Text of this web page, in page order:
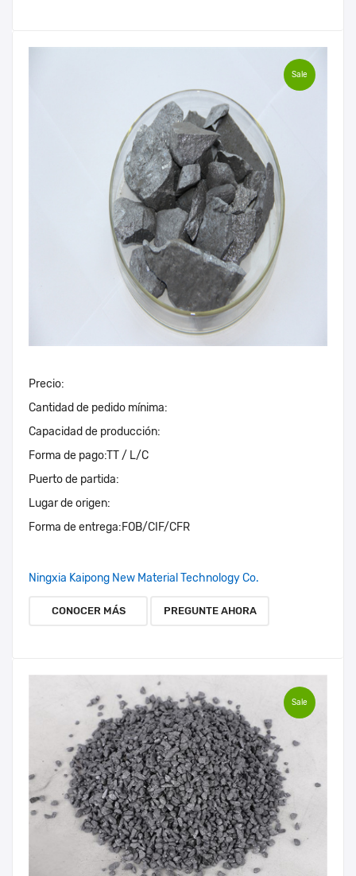
Sale
Precio:
Cantidad de pedido mínima:
Capacidad de producción:
Forma de pago:TT / L/C
Puerto de partida:
Lugar de origen:
Forma de entrega:FOB/CIF/CFR
Ningxia Kaipong New Material Technology Co.
CONOCER MÁS PREGUNTE AHORA
Sale